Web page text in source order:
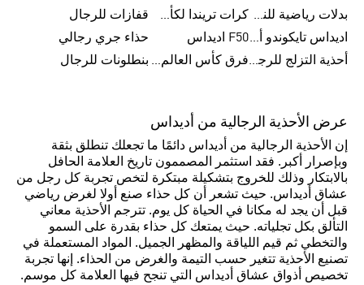
بدلات رياضية للنساء
كرات تريندا لكأس العالم FIFA 26™
قفازات للرجال
اديداس تايكوندو أورجنالزF50 اديداس
حذاء جري رجالي
أحذية التزلج للرجال
فرق كأس العالم FIFA 26™ بنطلونات للرجال
عرض الأحذية الرجالية من أديداس
إن الأحذية الرجالية من أديداس دائمًا ما تجعلك تنطلق بثقة
وبإصرار أكبر. فقد استثمر المصممون تاريخ العلامة الحافل
بالابتكار وذلك للخروج بتشكيلة مبتكرة لتخص تجربة كل رجل من
عشاق أديداس. حيث تشعر أن كل حذاء صنع أولا لغرض رياضي
قبل أن يجد له مكانا في الحياة كل يوم. تترجم الأحذية معاني
التألق بكل تجلياته. حيث يمتعك كل حذاء بقدرة على السمو
والتخطي ثم قيم اللياقة والمظهر الجميل. المواد المستعملة في
تصنيع الأحذية تتغير حسب التيمة والغرض من الحذاء. إنها تجربة
تخصيص أذواق عشاق أديداس التي تنجح فيها العلامة كل موسم.